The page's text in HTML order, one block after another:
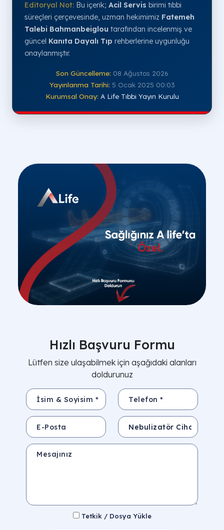
Editoryal Not: Bu içerik; Acil Servis birimi tıbbi
süreçleri çerçevesinde, uzman hekimimiz Fatemeh
Talebi Bahmanbeiglou tarafından incelenmiş ve
güncel Kanıta Dayalı Tıp rehberlerine uygunluğu
onaylanmıştır.
Son Güncelleme: 08 Ağustos 2026
Yayınlanma Tarihi: 5 Ocak 2025 00:03
Kurumsal Onay: A Life Tıbbi Yayın Kurulu
Hızlı Başvuru Formu
Lütfen size ulaşabilmek için aşağıdaki alanları
doldurunuz
İsim & Soyisim * Telefon *
E-Posta Konu
Mesajınız
Tetkik / Dosya Yükle